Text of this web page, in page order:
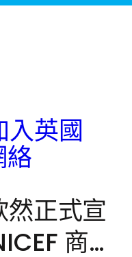
英國
絡
正式宣
商業